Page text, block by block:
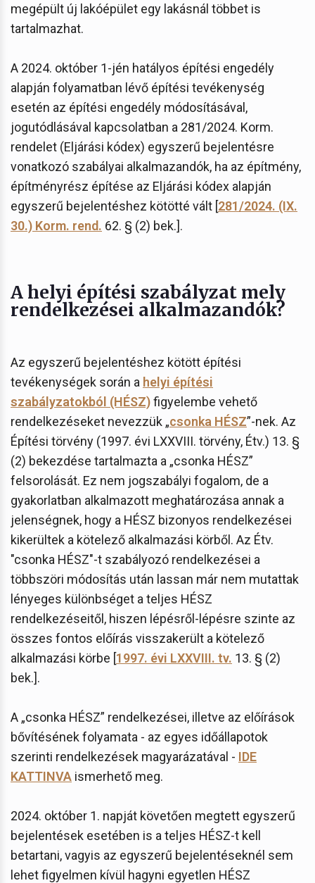
megépült új lakóépület egy lakásnál többet is
tartalmazhat.
A 2024. október 1-jén hatályos építési engedély
alapján folyamatban lévő építési tevékenység
esetén az építési engedély módosításával,
jogutódlásával kapcsolatban a 281/2024. Korm.
rendelet (Eljárási kódex) egyszerű bejelentésre
vonatkozó szabályai alkalmazandók, ha az építmény,
építményrész építése az Eljárási kódex alapján
egyszerű bejelentéshez kötötté vált [281/2024. (IX.
30.) Korm. rend. 62. § (2) bek.].
A helyi építési szabályzat mely
rendelkezései alkalmazandók?
Az egyszerű bejelentéshez kötött építési
tevékenységek során a helyi építési
szabályzatokból (HÉSZ)figyelembe vehető
rendelkezéseket nevezzük „csonka HÉSZ”-nek. Az
Építési törvény (1997. évi LXXVIII. törvény, Étv.) 13. §
(2) bekezdése tartalmazta a „csonka HÉSZ”
felsorolását. Ez nem jogszabályi fogalom, de a
gyakorlatban alkalmazott meghatározása annak a
jelenségnek, hogy a HÉSZ bizonyos rendelkezései
kikerültek a kötelező alkalmazási körből. Az Étv.
"csonka HÉSZ"-t szabályozó rendelkezései a
többszöri módosítás után lassan már nem mutattak
lényeges különbséget a teljes HÉSZ
rendelkezéseitől, hiszen lépésről-lépésre szinte az
összes fontos előírás visszakerült a kötelező
alkalmazási körbe [1997. évi LXXVIII. tv. 13. § (2)
bek.].
A „csonka HÉSZ” rendelkezései, illetve az előírások
bővítésének folyamata - az egyes időállapotok
szerinti rendelkezések magyarázatával - IDE
KATTINVA ismerhető meg.
2024. október 1. napját követően megtett egyszerű
bejelentések esetében is a teljes HÉSZ-t kell
betartani, vagyis az egyszerű bejelentéseknél sem
lehet figyelmen kívül hagyni egyetlen HÉSZ